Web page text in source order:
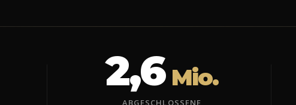
2,6 Mio.
ABGESCHLOSSENE